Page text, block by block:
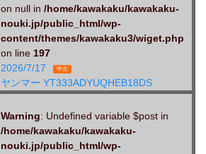
on null in /home/kawakaku/kawakaku-
nouki.jp/public_html/wp-
content/themes/kawakaku3/wiget.php
on line 197
2026/7/17
中古
ヤンマー YT333ADYUQHEB18DS
Warning: Undefined variable $post in
/home/kawakaku/kawakaku-
nouki.jp/public_html/wp-